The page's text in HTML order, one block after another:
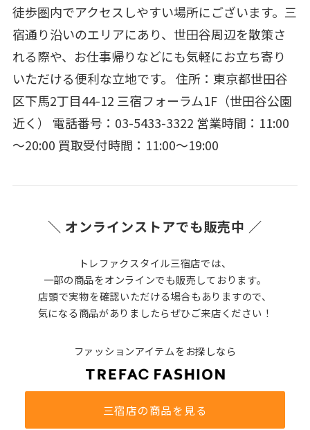
徒歩圏内でアクセスしやすい場所にございます。三
宿通り沿いのエリアにあり、世田谷周辺を散策さ
れる際や、お仕事帰りなどにも気軽にお立ち寄り
いただける便利な立地です。 住所：東京都世田谷
区下馬2丁目44-12 三宿フォーラム1F（世田谷公園
近く） 電話番号：03-5433-3322 営業時間：11:00
～20:00 買取受付時間：11:00～19:00
＼ オンラインストアでも販売中 ／
トレファクスタイル三宿店では、
一部の商品をオンラインでも販売しております。
店頭で実物を確認いただける場合もありますので、
気になる商品がありましたらぜひご来店ください！
ファッションアイテムをお探しなら
三宿店の商品を見る